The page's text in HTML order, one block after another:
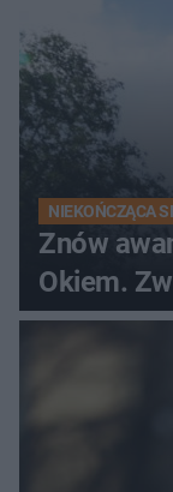
NIEKOŃCZĄCA
Znów
Okiem.